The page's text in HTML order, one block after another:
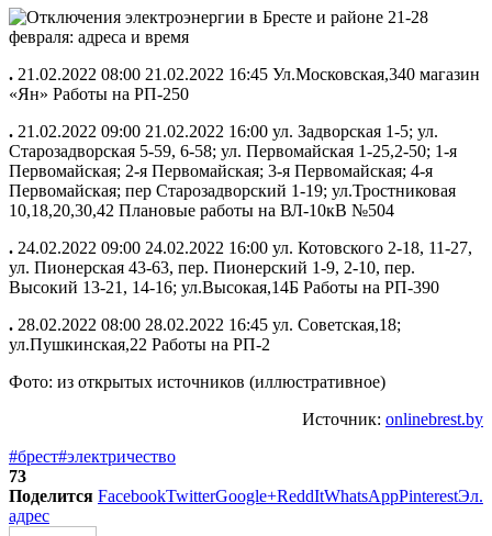
. 21.02.2022 08:00 21.02.2022 16:45 Ул.Московская,340 магазин
«Ян» Работы на РП-250
. 21.02.2022 09:00 21.02.2022 16:00 ул. Задворская 1-5; ул.
Старозадворская 5-59, 6-58; ул. Первомайская 1-25,2-50; 1-я
Первомайская; 2-я Первомайская; 3-я Первомайская; 4-я
Первомайская; пер Старозадворский 1-19; ул.Тростниковая
10,18,20,30,42 Плановые работы на ВЛ-10кВ №504
. 24.02.2022 09:00 24.02.2022 16:00 ул. Котовского 2-18, 11-27,
ул. Пионерская 43-63, пер. Пионерский 1-9, 2-10, пер.
Высокий 13-21, 14-16; ул.Высокая,14Б Работы на РП-390
. 28.02.2022 08:00 28.02.2022 16:45 ул. Советская,18;
ул.Пушкинская,22 Работы на РП-2
Фото: из открытых источников (иллюстративное)
Источник: onlinebrest.by
#брест#электричество
73
Поделится FacebookTwitterGoogle+ReddItWhatsAppPinterestЭл.
адрес